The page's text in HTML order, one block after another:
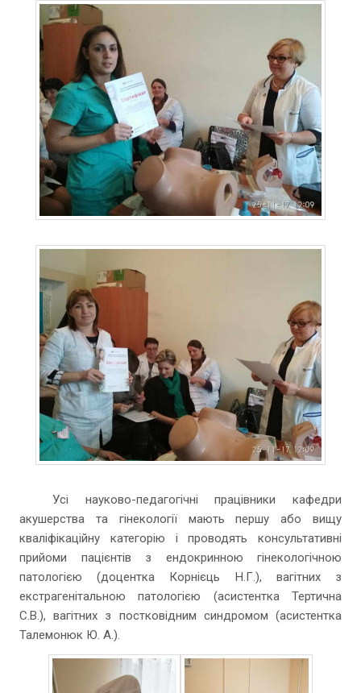
Усі науково-педагогічні працівники кафедри
акушерства та гінекології мають першу або вищу
кваліфікаційну категорію і проводять консультативні
прийоми пацієнтів з ендокринною гінекологічною
патологією (доцентка Корнієць Н.Г.), вагітних з
екстрагенітальною патологією (асистентка Тертична
С.В.), вагітних з постковідним синдромом (асистентка
Талемонюк Ю. А.).